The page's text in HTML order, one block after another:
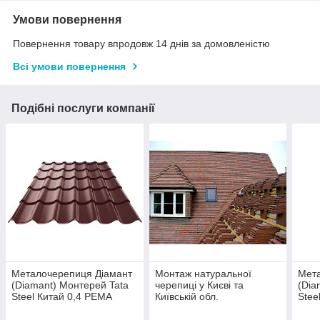
Умови повернення
Повернення товару впродовж 14 днів за домовленістю
Всі умови повернення
Подібні послуги компанії
Металочерепиця Діамант
(Diamant) Монтерей Tata
Steel Китай 0,4 РЕМА
Монтаж натуральної
черепиці у Києві та
Київській обл.